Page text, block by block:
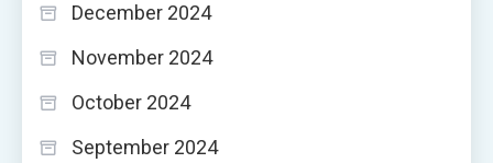
December 2024
November 2024
October 2024
September 2024